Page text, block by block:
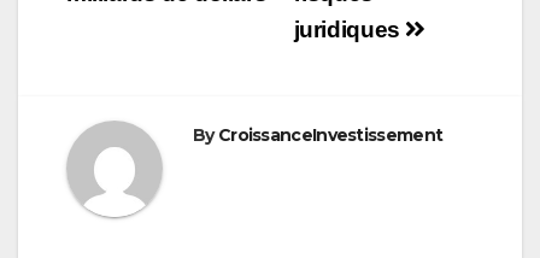
juridiques
ByCroissanceInvestissement